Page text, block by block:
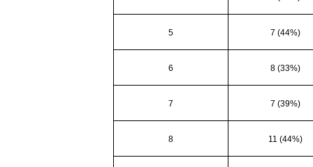
5 7 (44%)
6 8 (33%)
7 7 (39%)
8 11 (44%)